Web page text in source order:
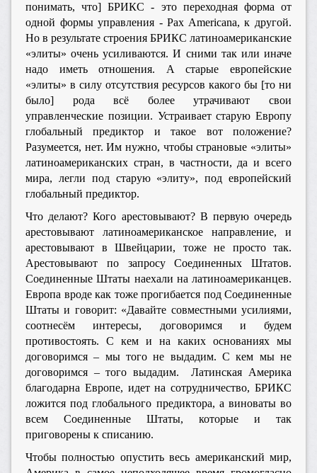
понимать, что] БРИКС - это переходная форма от
одной формы управления - Pax Americana, к другой.
Но в результате строения БРИКС латиноамериканские
«элиты» очень усиливаются. И сними так или иначе
надо иметь отношения. А старые европейские
«элиты» в силу отсутствия ресурсов какого бы [то ни
было] рода всё более утрачивают свои
управленческие позиции. Устраивает старую Европу
глобальный предиктор и такое вот положение?
Разумеется, нет. Им нужно, чтобы страновые «элиты»
латиноамериканских стран, в частности, да и всего
мира, легли под старую «элиту», под европейский
глобальный предиктор.
Что делают? Кого арестовывают? В первую очередь
арестовывают латиноамериканское направление, и
арестовывают в Швейцарии, тоже не просто так.
Арестовывают по запросу Соединенных Штатов.
Соединенные Штаты наехали на латиноамериканцев.
Европа вроде как тоже прогибается под Соединенные
Штаты и говорит: «Давайте совместными усилиями,
соотнесём интересы, договоримся и будем
противостоять. С кем и на каких основаниях мы
договоримся – мы того не выдадим. С кем мы не
договоримся – того выдадим. Латинская Америка
благодарна Европе, идет на сотрудничество, БРИКС
ложится под глобального предиктора, а виноваты во
всем Соединенные Штаты, которые и так
приговорены к списанию.
Чтобы полностью опустить весь американский мир,